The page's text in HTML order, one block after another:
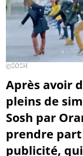
SOSH
Après avoir
pleins de
Sosh par
prendre
publicité,